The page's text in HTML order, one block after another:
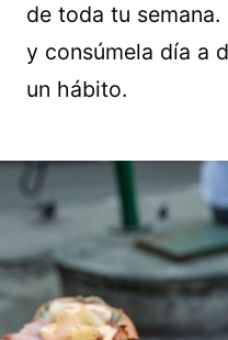
de toda tu
y consúmela día a
un hábito.